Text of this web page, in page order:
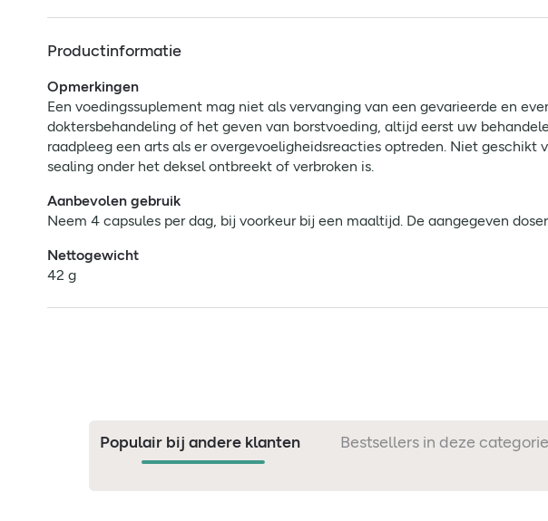
Productinformatie
Opmerkingen
Een voedingssuplement mag niet als vervanging van een gevarieerde en
doktersbehandeling of het geven van borstvoeding, altijd eerst uw
raadpleeg een arts als er overgevoeligheidsreacties optreden. Niet
sealing onder het deksel ontbreekt of verbroken is.
Aanbevolen gebruik
Neem 4 capsules per dag, bij voorkeur bij een maaltijd. De aangegeven
Nettogewicht
42 g
Populair bij andere klanten Bestsellers in deze categorie